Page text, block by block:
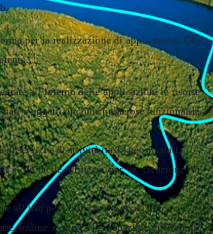
per la realizzazione di applicazioni GIS
all’interno delle applicazioni le risorse
dati e oggetti, include numerose funzionalità
di servizi e di attività (task) geospaziali;
e di facile utilizzo per la creazione di
all’uso per l’utilizzo di servizi GIS;
online e servizi geospaziali utilizzabili